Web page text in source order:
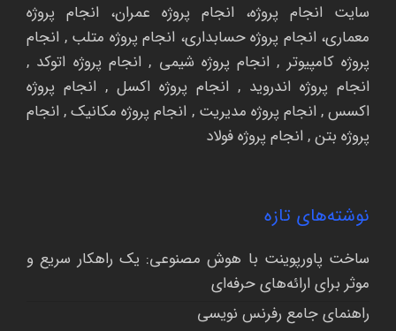
سایت انجام پروژه، انجام پروژه عمران، انجام پروژه
معماری، انجام پروژه حسابداری، انجام پروژه متلب , انجام
پروژه کامپیوتر , انجام پروژه شیمی , انجام پروژه اتوکد ,
انجام پروژه اندروید , انجام پروژه اکسل , انجام پروژه
اکسس, انجام پروژه مدیریت , انجام پروژه مکانیک, انجام
پروژه بتن, انجام پروژه فولاد
نوشته‌های تازه
ساخت پاورپوینت با هوش مصنوعی: یک راهکار سریع و
موثر برای ارائه‌های حرفه‌ای
راهنمای جامع رفرنس نویسی